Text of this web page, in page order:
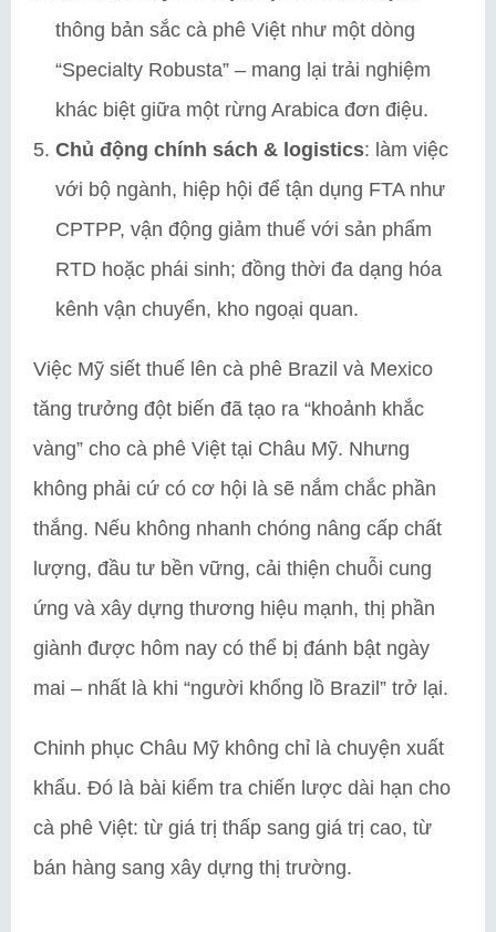
thông bản sắc cà phê Việt như một dòng
“Specialty Robusta” – mang lại trải nghiệm
khác biệt giữa một rừng Arabica đơn điệu.
Chủ động chính sách & logistics: làm việc
với bộ ngành, hiệp hội để tận dụng FTA như
CPTPP, vận động giảm thuế với sản phẩm
RTD hoặc phái sinh; đồng thời đa dạng hóa
kênh vận chuyển, kho ngoại quan.
Việc Mỹ siết thuế lên cà phê Brazil và Mexico
tăng trưởng đột biến đã tạo ra “khoảnh khắc
vàng” cho cà phê Việt tại Châu Mỹ. Nhưng
không phải cứ có cơ hội là sẽ nắm chắc phần
thắng. Nếu không nhanh chóng nâng cấp chất
lượng, đầu tư bền vững, cải thiện chuỗi cung
ứng và xây dựng thương hiệu mạnh, thị phần
giành được hôm nay có thể bị đánh bật ngày
mai – nhất là khi “người khổng lồ Brazil” trở lại.
Chinh phục Châu Mỹ không chỉ là chuyện xuất
khẩu. Đó là bài kiểm tra chiến lược dài hạn cho
cà phê Việt: từ giá trị thấp sang giá trị cao, từ
bán hàng sang xây dựng thị trường.